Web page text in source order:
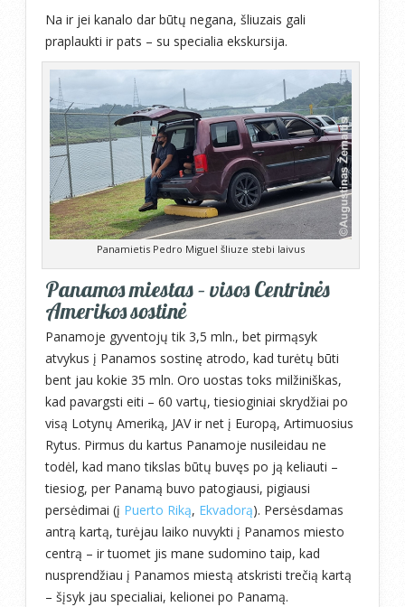
Na ir jei kanalo dar būtų negana, šliuzais gali
praplaukti ir pats – su specialia ekskursija.
Panamietis Pedro Miguel šliuze stebi laivus
Panamos miestas – visos Centrinės
Amerikos sostinė
Panamoje gyventojų tik 3,5 mln., bet pirmąsyk
atvykus į Panamos sostinę atrodo, kad turėtų būti
bent jau kokie 35 mln. Oro uostas toks milžiniškas,
kad pavargsti eiti – 60 vartų, tiesioginiai skrydžiai po
visą Lotynų Ameriką, JAV ir net į Europą, Artimuosius
Rytus. Pirmus du kartus Panamoje nusileidau ne
todėl, kad mano tikslas būtų buvęs po ją keliauti –
tiesiog, per Panamą buvo patogiausi, pigiausi
persėdimai (į Puerto Riką, Ekvadorą). Persėsdamas
antrą kartą, turėjau laiko nuvykti į Panamos miesto
centrą – ir tuomet jis mane sudomino taip, kad
nusprendžiau į Panamos miestą atskristi trečią kartą
– šįsyk jau specialiai, kelionei po Panamą.